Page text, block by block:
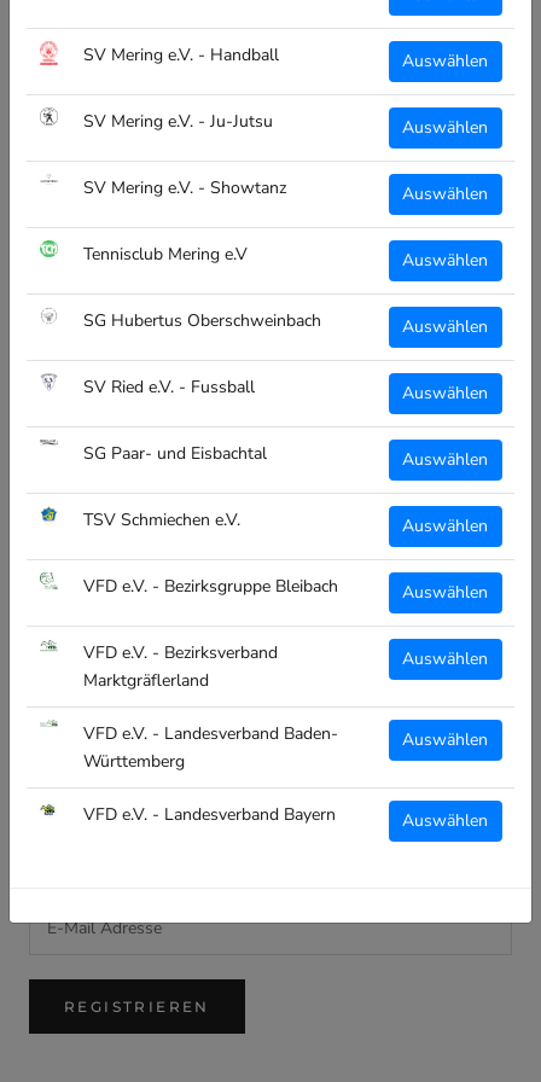
SV Mering e.V. - Handball Auswählen
SV Mering e.V. - Ju-Jutsu Auswählen
SV Mering e.V. - Showtanz Auswählen
Tennisclub Mering e.V Auswählen
SG Hubertus Oberschweinbach Auswählen
SV Ried e.V. - Fussball Auswählen
SG Paar- und Eisbachtal Auswählen
TSV Schmiechen e.V. Auswählen
VFD e.V. - Bezirksgruppe Bleibach Auswählen
VFD e.V. - Bezirksverband
Marktgräflerland
Auswählen
VFD e.V. - Landesverband Baden-
Württemberg
Auswählen
VFD e.V. - Landesverband Bayern Auswählen
Wir stellen eine massgeschneiderte Plattform für
Abwicklung, Produktion, Veredelung und Versand alles aus
einer Hand, Made in Bayern!
Teamsportanbieter -> Interesse für einen Shop für deine
Vereine, meld dich einfach bei uns!
ALLGEMEIN
Über Uns
Kontakt
Impressum
Datenschutz
Widerruf
NEWSLETTER
REGISTRIEREN